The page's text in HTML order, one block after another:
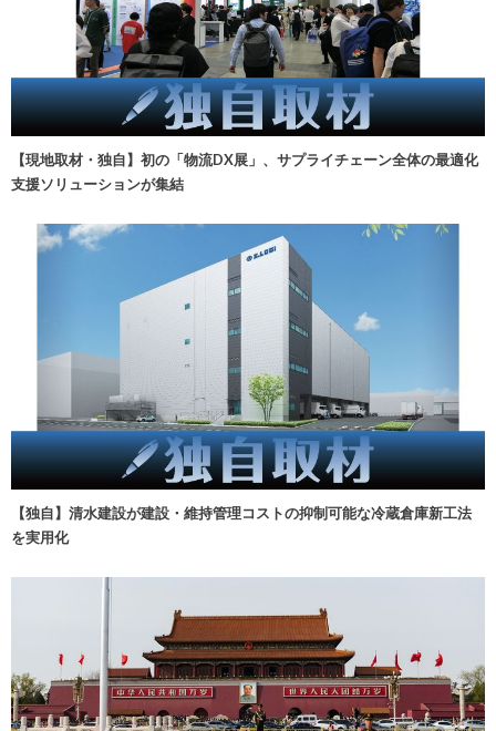
【現地取材・独自】初の「物流DX展」、サプライチェーン全体の最適化
支援ソリューションが集結
【独自】清水建設が建設・維持管理コストの抑制可能な冷蔵倉庫新工法
を実用化